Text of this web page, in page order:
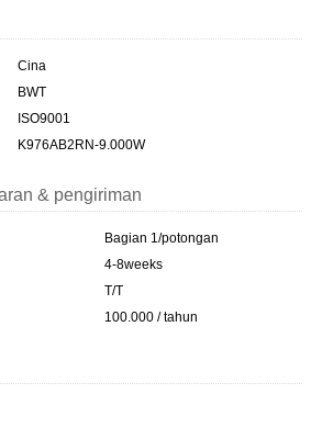
Cina
BWT
ISO9001
K976AB2RN-9.000W
& pengiriman
Bagian 1/potongan
4-8weeks
T/T
100.000 / tahun